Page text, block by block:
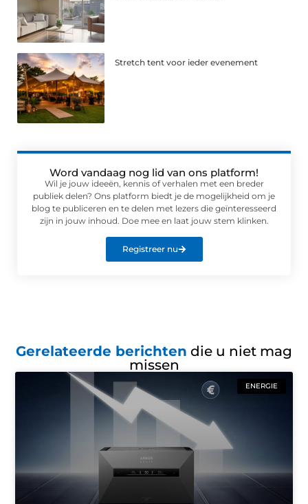
Stretch tent voor ieder evenement
Word vandaag nog lid van ons platform!
Wil je jouw ideeën, kennis of verhalen met een breder
publiek delen? Ons platform biedt je de mogelijkheid om je
blog te publiceren en te delen met lezers die geïnteresseerd
zijn in jouw inhoud. Doe mee en laat jouw stem klinken.
Registreer nu
Gerelateerde berichten die u niet mag
missen
ENERGIE